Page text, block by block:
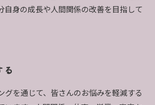
自身の成長や人間関係の改善を目指して
る
グを通じて、皆さんのお悩みを軽減する